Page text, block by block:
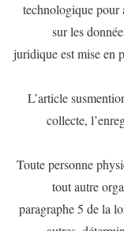
technologique pour
sur les
juridique est mise en
L’article
collecte,
Toute personne
tout autre
paragraphe 5 de la